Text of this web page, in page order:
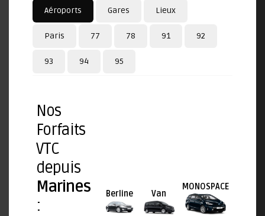
Aéroports Gares Lieux
Paris 77 78 91 92
93 94 95
Nos
Forfaits
VTC
depuis
Marines
:
Berline Van
MONOSPACE